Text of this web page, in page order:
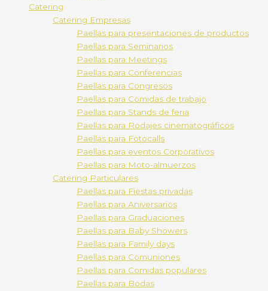
Catering
Catering Empresas
Paellas para presentaciones de productos
Paellas para Seminarios
Paellas para Meetings
Paellas para Conferencias
Paellas para Congresos
Paellas para Comidas de trabajo
Paellas para Stands de feria
Paellas para Rodajes cinematográficos
Paellas para Fotocalls
Paellas para eventos Corporativos
Paellas para Moto-almuerzos
Catering Particulares
Paellas para Fiestas privadas
Paellas para Aniversarios
Paellas para Graduaciones
Paellas para Baby Showers
Paellas para Family days
Paellas para Comuniones
Paellas para Comidas populares
Paellas para Bodas